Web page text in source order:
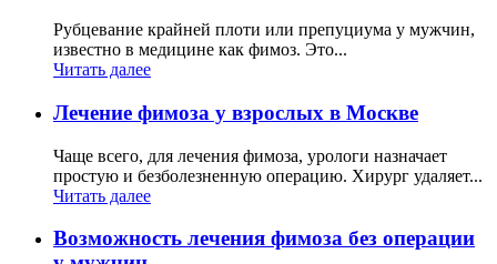
Рубцевание крайней плоти или препуциума у мужчин,
известно в медицине как фимоз. Это...
Читать далее
Лечение фимоза у взрослых в Москве
Чаще всего, для лечения фимоза, урологи назначает
простую и безболезненную операцию. Хирург удаляет...
Читать далее
Возможность лечения фимоза без операции